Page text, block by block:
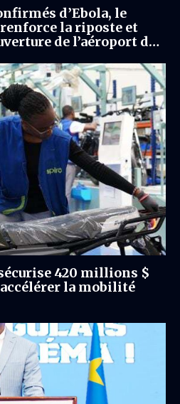
d’Ebola, le
la riposte et
de l’aéroport de
420 millions $
la mobilité